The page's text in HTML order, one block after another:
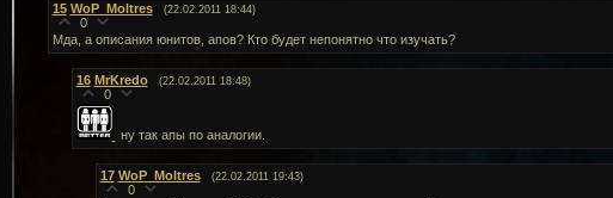
15 WoP_Moltres (22.02.2011 18:44)
0
Мда, а описания юнитов, апов? Кто будет непонятно что изучать?
16 MrKredo (22.02.2011 18:48)
0
ну так апы по аналогии.
17 WoP_Moltres (22.02.2011 19:43)
0